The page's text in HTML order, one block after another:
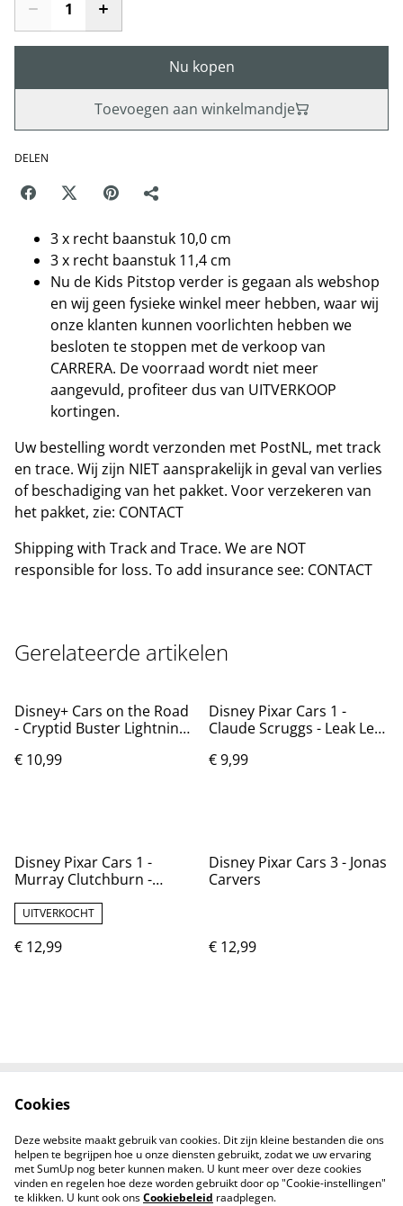
Nu kopen
Toevoegen aan winkelmandje
DELEN
3 x recht baanstuk 10,0 cm
3 x recht baanstuk 11,4 cm
Nu de Kids Pitstop verder is gegaan als webshop
en wij geen fysieke winkel meer hebben, waar wij
onze klanten kunnen voorlichten hebben we
besloten te stoppen met de verkoop van
CARRERA. De voorraad wordt niet meer
aangevuld, profiteer dus van UITVERKOOP
kortingen.
Uw bestelling wordt verzonden met PostNL, met track
en trace. Wij zijn NIET aansprakelijk in geval van verlies
of beschadiging van het pakket. Voor verzekeren van
het pakket, zie: CONTACT
Shipping with Track and Trace. We are NOT
responsible for loss. To add insurance see: CONTACT
Gerelateerde artikelen
Disney+ Cars on the Road
- Cryptid Buster Lightning
€ 10,99
Disney Pixar Cars 1 -
Claude Scruggs - Leak Less
€ 9,99
Disney Pixar Cars 1 -
Murray Clutchburn -
UITVERKOCHT
€ 12,99
Disney Pixar Cars 3 - Jonas
Carvers
€ 12,99
Neem contact met
ons op
Privacybeleid
Cookiebeleid
Cookies
Deze website maakt gebruik van cookies. Dit zijn kleine bestanden die ons
helpen te begrijpen hoe u onze diensten gebruikt, zodat we uw ervaring
met SumUp nog beter kunnen maken. U kunt meer over deze cookies
vinden en regelen hoe deze worden gebruikt door op "Cookie-instellingen"
te klikken. U kunt ook onsCookiebeleid raadplegen.